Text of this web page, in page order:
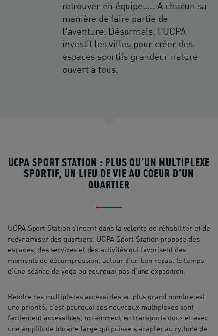
retrouver en équipe..... A chacun sa
manière de faire partie de
l'aventure. Désormais, l'UCPA
investit les villes pour créer des
espaces sportifs grandeur nature
ouvert à tous.
UCPA SPORT STATION : PLUS QU’UN MULTIPLEXE
SPORTIF, UN LIEU DE VIE AU COEUR D’UN
QUARTIER
UCPA Sport Station s’inscrit dans la volonté de réhabiliter et de
redynamiser des quartiers. UCPA Sport Station propose des
espaces, des services et des activités qui favorisent des
moments de décompression, autour d’un bon repas, le temps
d’une séance de yoga ou pourquoi pas d’une exposition.
Rendre ces multiplexes accessibles au plus grand nombre est
une priorité, c’est pourquoi ces nouveaux multiplexes sont
facilement accessibles, notamment en transports doux et avec
une amplitude horaire large qui puisse s’adapter au rythme de